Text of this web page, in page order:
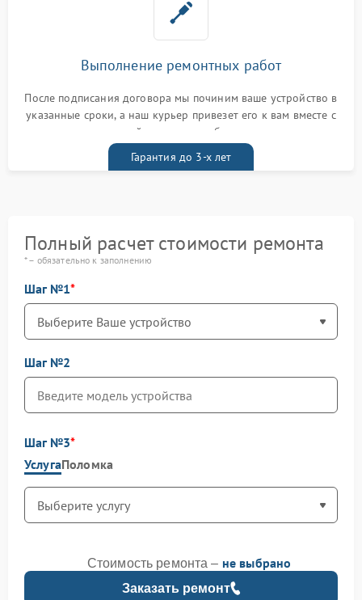
Выполнение ремонтных работ
После подписания договора мы починим ваше устройство в
указанные сроки, а наш курьер привезет его к вам вместе с
гарантийным талоном бесплатно
Гарантия до 3-х лет
Полный расчет стоимости ремонта
* – обязательно к заполнению
Шаг №1
Шаг №2
Шаг №3
УслугаПоломка
Заказать ремонт
Стоимость ремонта – не выбрано